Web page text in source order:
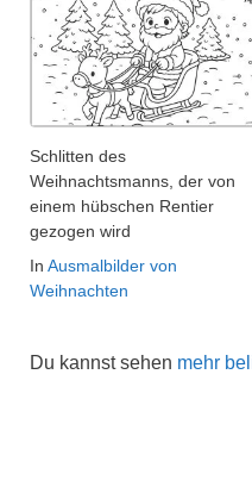
Schlitten des
Weihnachtsmanns, der von
einem hübschen Rentier
gezogen wird
In Ausmalbilder von
Weihnachten
Du kannst sehen mehr